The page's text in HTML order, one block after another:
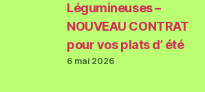
Légumineuses –
NOUVEAU CONTRAT
pour vos plats d’ été
6 mai 2026